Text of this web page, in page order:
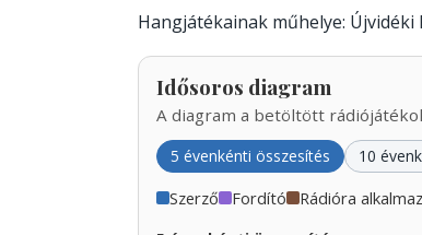
Hangjátékainak műhelye: Újvidéki
Idősoros diagram
A diagram a betöltött
5 évenkénti összesítés 10
Szerző Fordító Rádióra